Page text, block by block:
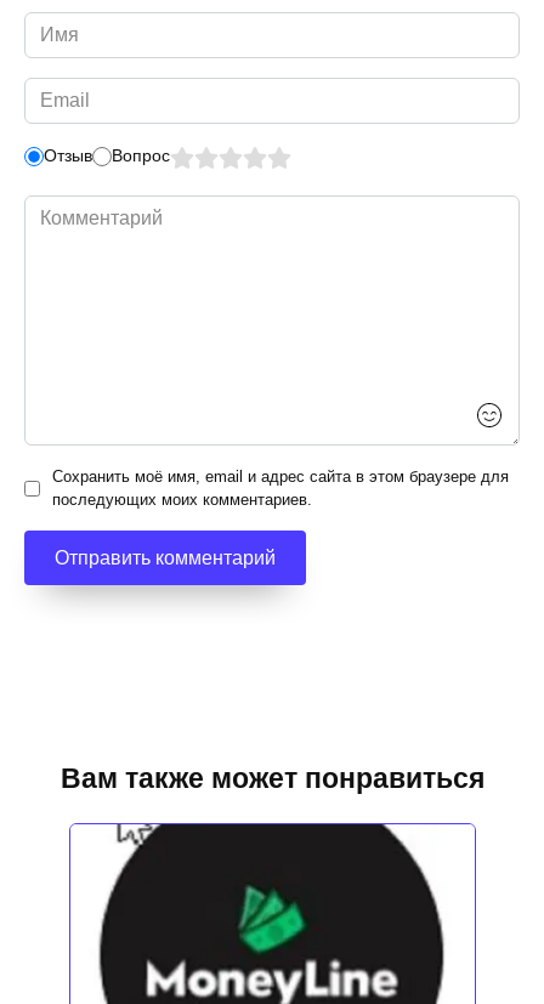
Имя
*
Email
*
Отзыв Вопрос
Комментарий
Сохранить моё имя, email и адрес сайта в этом браузере для
последующих моих комментариев.
Вам также может понравиться